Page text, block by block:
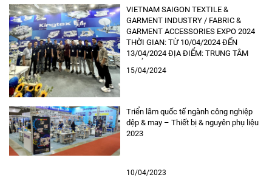
VIETNAM SAIGON TEXTILE &
GARMENT INDUSTRY / FABRIC &
GARMENT ACCESSORIES EXPO 2024
THỜI GIAN: TỪ 10/04/2024 ĐẾN
13/04/2024 ĐỊA ĐIỂM: TRUNG TÂM
NGUYỄN VĂN LINH, P. TÂN PHÚ, QUẬN
các vị […]
15/04/2024
Triển lãm quốc tế ngành công nghiệp
dệp & may – Thiết bị & nguyên phụ liệu
2023
10/04/2023